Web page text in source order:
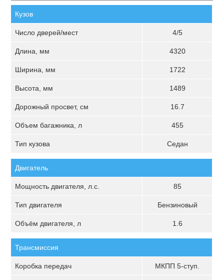
Кузов
Число дверей/мест 4/5
Длина, мм 4320
Ширина, мм 1722
Высота, мм 1489
Дорожный просвет, см 16.7
Объем багажника, л 455
Тип кузова Седан
Двигатель
Мощность двигателя, л.с. 85
Тип двигателя Бензиновый
Объём двигателя, л 1.6
Трансмиссия
Коробка передач МКПП 5-ступ.